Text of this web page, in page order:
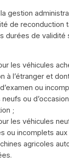
gestion
de reconduction
durées de
les véhicules
à l’étranger et
ou
ou
;
les véhicules
ou incomplets
agricoles